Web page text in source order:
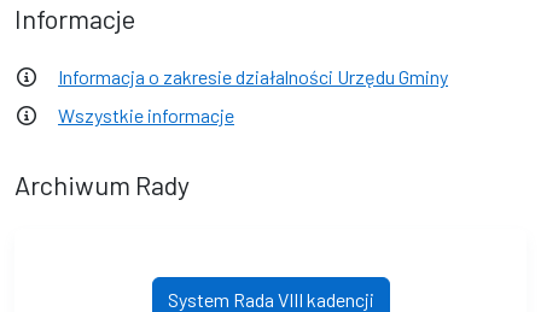
Informacje
Informacja o zakresie działalności Urzędu Gminy
Wszystkie informacje
Archiwum Rady
System Rada VIII kadencji